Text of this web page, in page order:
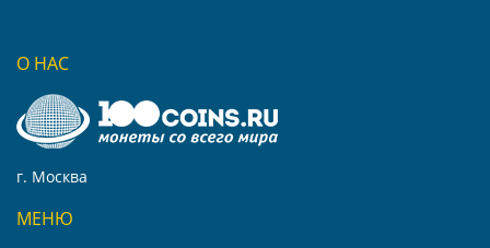
О НАС
г. Москва
МЕНЮ